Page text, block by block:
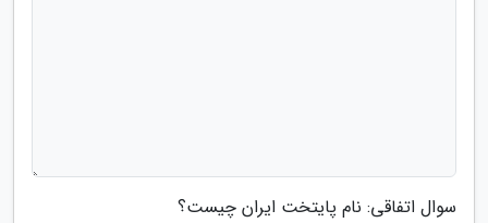
سوال اتفاقی: نام پایتخت ایران چیست؟